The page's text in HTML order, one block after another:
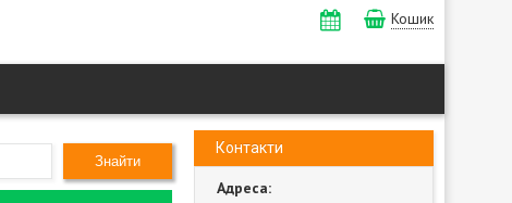
Кошик
Знайти
Контакти